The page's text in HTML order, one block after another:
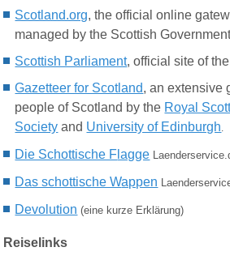
Scotland.org, the official online
managed by the Scottish
Scottish Parliament, official site of
Gazetteer for Scotland, an extensive
people of Scotland by the Royal
Society and University of Edinburgh.
Die Schottische F lagge
Das schottische Wappen
Devolution (eine kurze Erklärung)
Reiselinks